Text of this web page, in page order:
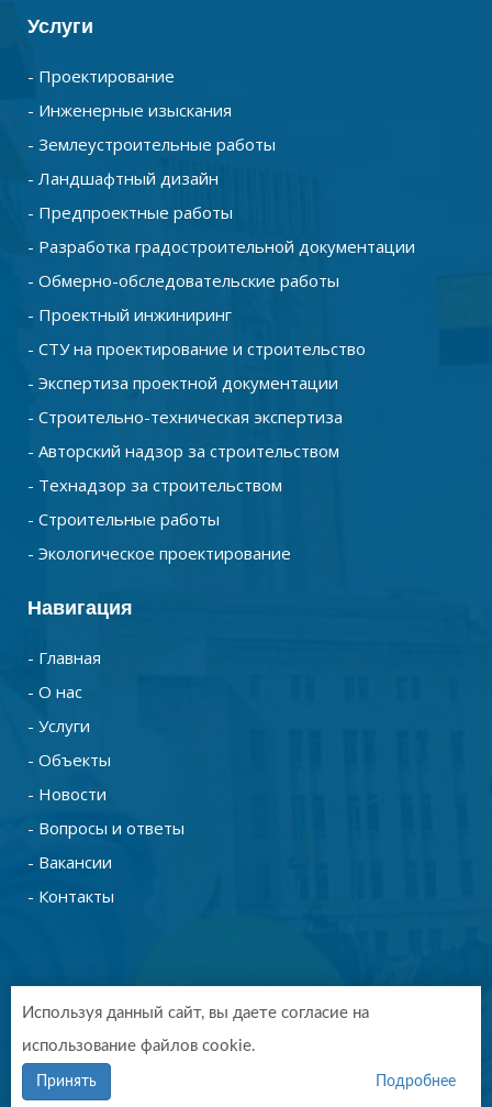
Услуги
- Проектирование
- Инженерные изыскания
- Землеустроительные работы
- Ландшафтный дизайн
- Предпроектные работы
- Разработка градостроительной документации
- Обмерно-обследовательские работы
- Проектный инжиниринг
- СТУ на проектирование и строительство
- Экспертиза проектной документации
- Строительно-техническая экспертиза
- Авторский надзор за строительством
- Технадзор за строительством
- Строительные работы
- Экологическое проектирование
Навигация
- Главная
- О нас
- Услуги
- Объекты
- Новости
- Вопросы и ответы
- Вакансии
- Контакты
Copyright © 2019 - 2026. СтройТехПроект Калуга.
Разработка и продвижение -
Vegas Studio
Используя данный сайт, вы даете согласие на
использование файлов cookie.
Принять Подробнее